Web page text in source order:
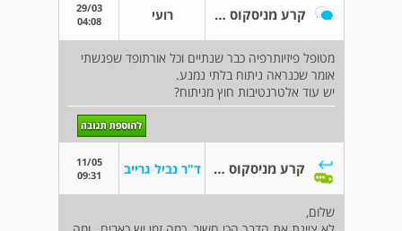
קרע מניסקוס לטרלי רועי
29/03
04:08
מטופל פיזיותרפיה כבר שנתיים וכל אורתופד שפגשתי
אומר שכנראה ניתוח בלתי נמנע.
יש עוד אלטרנטיבות חוץ מניתוח?
קרע מניסקוס לטרלי ד"ר נביל גרייב
11/05
09:31
שלום,